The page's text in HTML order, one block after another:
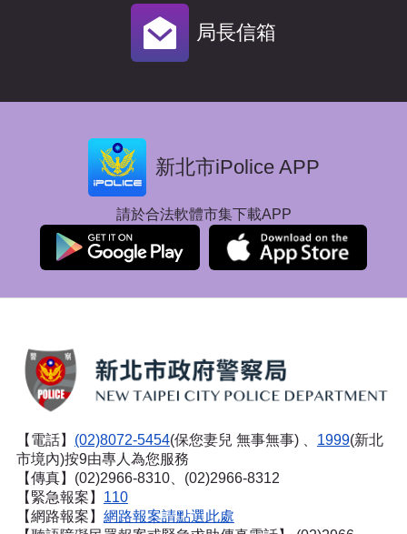
局長信箱
新北市iPolice APP
請於合法軟體市集下載APP
【電話】 (02)8072-5454(保您妻兒 無事無事) 、 1999(新北
市境內)按9由專人為您服務
【傳真】(02)2966-8310、(02)2966-8312
【緊急報案】 110
【網路報案】 網路報案請點選此處